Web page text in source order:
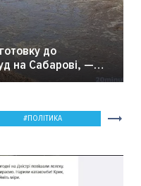
до
на Сабарові, —
ПОЛІТИКА